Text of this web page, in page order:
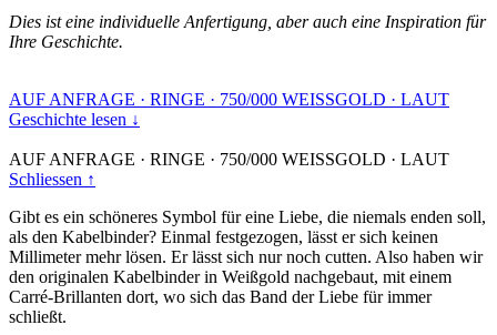
Dies ist eine individuelle Anfertigung, aber auch eine Inspiration für
Ihre Geschichte.
AUF ANFRAGE · RINGE · 750/000 WEISSGOLD · LAUT
Geschichte lesen ↓
AUF ANFRAGE · RINGE · 750/000 WEISSGOLD · LAUT
Schliessen ↑
Gibt es ein schöneres Symbol für eine Liebe, die niemals enden soll,
als den Kabelbinder? Einmal festgezogen, lässt er sich keinen
Millimeter mehr lösen. Er lässt sich nur noch cutten. Also haben wir
den originalen Kabelbinder in Weißgold nachgebaut, mit einem
Carré-Brillanten dort, wo sich das Band der Liebe für immer
schließt.